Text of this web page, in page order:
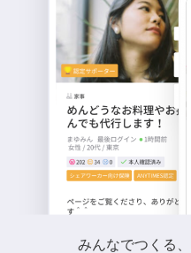
みんなでつくる